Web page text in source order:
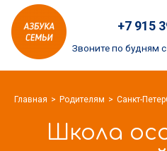
Азбука
семьи
logo
+7 915
Звоните по будням
Главная Родителям Санкт-
Школа